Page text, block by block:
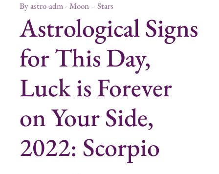
Byastro-adm Moon Stars
Astrological Signs
for This Day,
Luck is Forever
on Your Side,
2022: Scorpio